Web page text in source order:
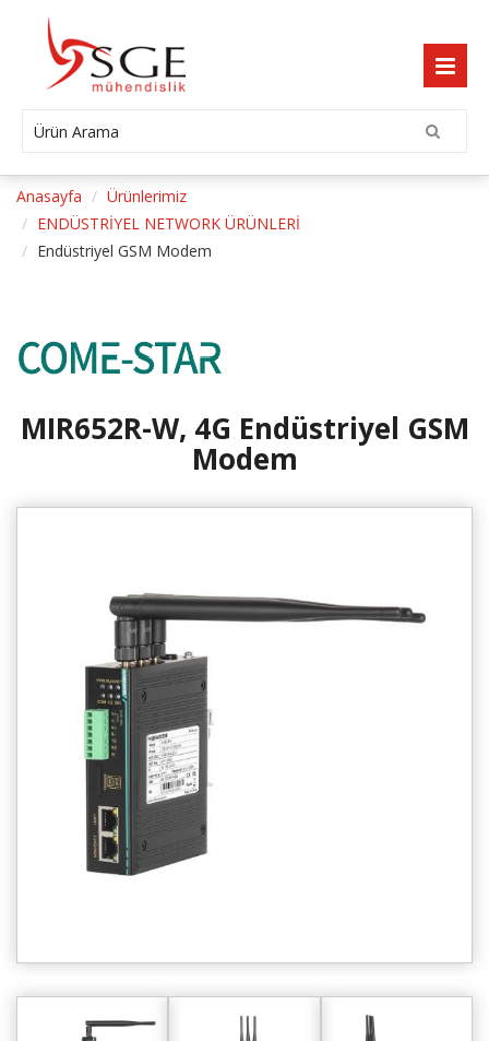
Anasayfa
Ürünlerimiz
ENDÜSTRİYEL NETWORK ÜRÜNLERİ
Endüstriyel GSM Modem
MIR652R-W, 4G Endüstriyel GSM
Modem